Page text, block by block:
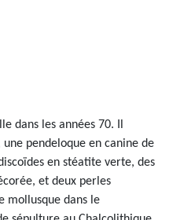
dans les années 70. Il
pendeloque en canine de
en stéatite verte, des
et deux perles
mollusque dans le